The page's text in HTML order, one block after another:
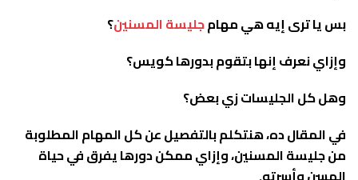
بس يا ترى إيه هي مهامجليسة المسنين؟
وإزاي نعرف إنها بتقوم بدورها كويس؟
وهل كل الجليسات زي بعض؟
في المقال ده، هنتكلم بالتفصيل عن كل المهام المطلوبة
من جليسة المسنين، وإزاي ممكن دورها يفرق في حياة